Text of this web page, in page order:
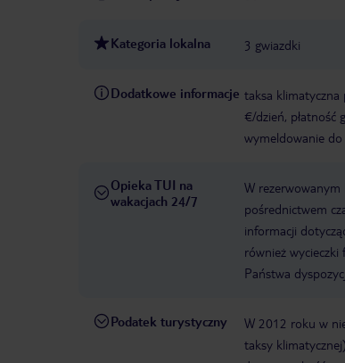
Kategoria lokalna 3 gwiazdki
Dodatkowe informacje taksa klimatyczna
€/dzień, płatność
wymeldowanie
Opieka TUI na
wakacjach 24/7
W rezerwowanym
pośrednictwem
informacji
również
Państwa
Podatek turystyczny
W 2012 roku w
taksy